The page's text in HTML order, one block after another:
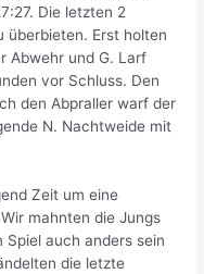
Die letzten 2
überbieten. Erst holten
Abwehr und G. Larf
vor Schluss. Den
den Abpraller warf der
N. Nachtweide mit
Zeit um eine
mahnten die Jungs
Spiel auch anders sein
die letzte